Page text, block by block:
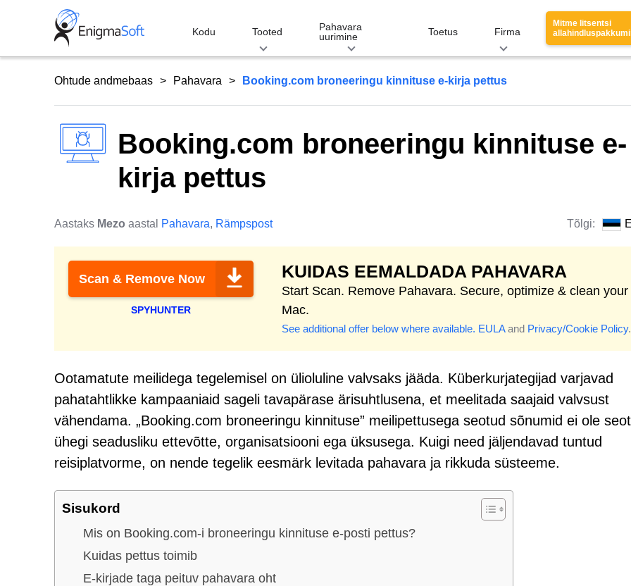
Kodu Tooted
Pahavara
uurimine
Toetus Firma
Mitme litsentsi
Ohtude andmebaas Pahavara Booking.com broneeringu kinnituse e-kirja pettus
Booking.com broneeringu kinnituse e-
kirja pettus
Aastaks Mezo aastal Pahavara, Rämpspost Tõlgi:
Scan & Remove Now
SPYHUNTER
KUIDAS EEMALDADA PAHAVARA
Start Scan. Remove Pahavara. Secure, optimize & clean your
Mac.
See additional offer below where available. EULAand Privacy/Cookie Policy.
Ootamatute meilidega tegelemisel on ülioluline valvsaks jääda. Küberkurjategijad varjavad
pahatahtlikke kampaaniaid sageli tavapärase ärisuhtlusena, et meelitada saajaid valvsust
vähendama. „Booking.com broneeringu kinnituse” meilipettusega seotud sõnumid ei ole
ühegi seadusliku ettevõtte, organisatsiooni ega üksusega. Kuigi need jäljendavad tuntud
reisiplatvorme, on nende tegelik eesmärk levitada pahavara ja rikkuda süsteeme.
Sisukord
Mis on Booking.com-i broneeringu kinnituse e-posti pettus?
Kuidas pettus toimib
E-kirjade taga peituv pahavara oht